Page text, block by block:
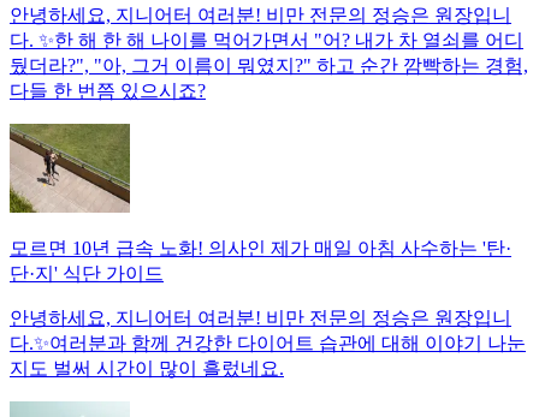
안녕하세요, 지니어터 여러분! 비만 전문의 정승은 원장입니
다. ✨한 해 한 해 나이를 먹어가면서 "어? 내가 차 열쇠를 어디
뒀더라?", "아, 그거 이름이 뭐였지?" 하고 순간 깜빡하는 경험,
다들 한 번쯤 있으시죠?
모르면 10년 급속 노화! 의사인 제가 매일 아침 사수하는 '탄·
단·지' 식단 가이드
안녕하세요, 지니어터 여러분! 비만 전문의 정승은 원장입니
다.✨여러분과 함께 건강한 다이어트 습관에 대해 이야기 나눈
지도 벌써 시간이 많이 흘렀네요.